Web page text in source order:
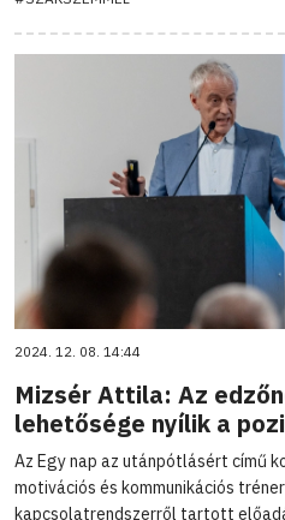
2024. 12. 08. 14:44
Mizsér Attila: Az
lehetősége nyílik a
Az Egy nap az utánpótlásért című
motivációs és kommunikációs
kapcsolatrendszerről tartott